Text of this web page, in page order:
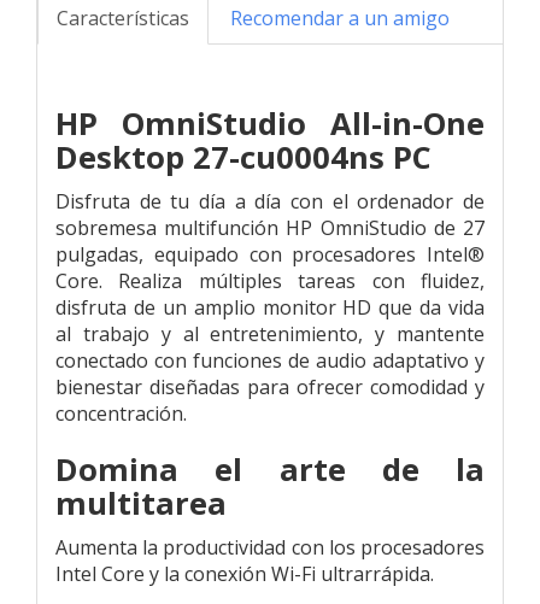
Características Recomendar a un amigo
HP OmniStudio All-in-One
Desktop 27-cu0004ns PC
Disfruta de tu día a día con el ordenador de
sobremesa multifunción HP OmniStudio de 27
pulgadas, equipado con procesadores Intel®
Core. Realiza múltiples tareas con fluidez,
disfruta de un amplio monitor HD que da vida
al trabajo y al entretenimiento, y mantente
conectado con funciones de audio adaptativo y
bienestar diseñadas para ofrecer comodidad y
concentración.
Domina el arte de la
multitarea
Aumenta la productividad con los procesadores
Intel Core y la conexión Wi-Fi ultrarrápida.